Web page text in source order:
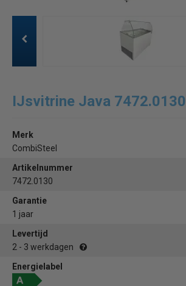
IJsvitrine Java 7472.0130
Merk
CombiSteel
Artikelnummer
7472.0130
Garantie
1 jaar
Levertijd
2 - 3 werkdagen
Energielabel